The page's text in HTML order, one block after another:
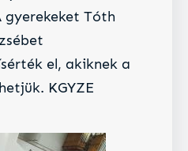
gyerekeket Tóth
el, akiknek a
KGYZE